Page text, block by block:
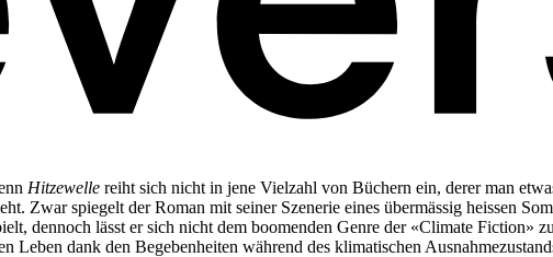
Hitzewelle reiht sich nicht in jene Vielzahl von Büchern ein, derer man
Zwar spiegelt der Roman mit seiner Szenerie eines übermässig heissen
dennoch lässt er sich nicht dem boomenden Genre der «Climate Fiction»
dank den Begebenheiten während des klimatischen